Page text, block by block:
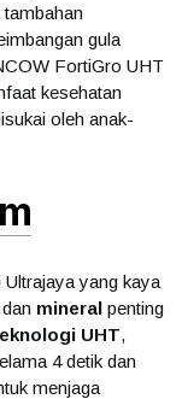
gula
FortiGro UHT
kesehatan
oleh anak-
yang kaya
dan mineral penting
UHT,
4 detik dan
menjaga